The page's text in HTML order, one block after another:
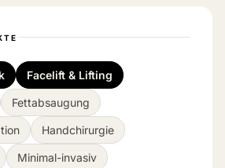
Facelift & Lifting
Fettabsaugung
Handchirurgie
Minimal-invasiv